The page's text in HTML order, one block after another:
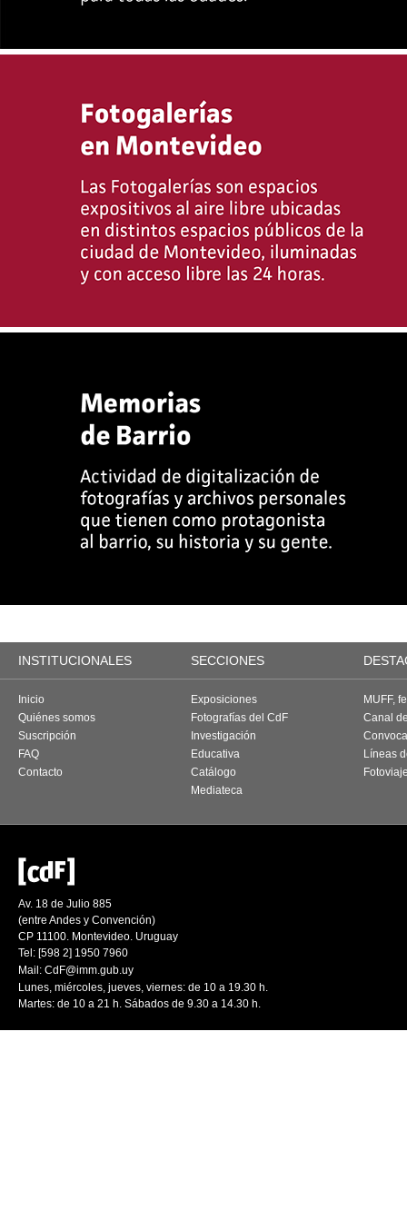
INSTITUCIONALES SECCIONES
Inicio
Quiénes somos
Suscripción
FAQ
Contacto
Exposiciones
Fotografías del CdF
Investigación
Educativa
Catálogo
Mediateca
MUFF,
Canal
Líneas
Av. 18 de Julio 885
(entre Andes y Convención)
CP 11100. Montevideo. Uruguay
Tel: [598 2] 1950 7960
Mail: CdF@imm.gub.uy
Lunes, miércoles, jueves, viernes: de 10 a 19.30 h.
Martes: de 10 a 21 h. Sábados de 9.30 a 14.30 h.